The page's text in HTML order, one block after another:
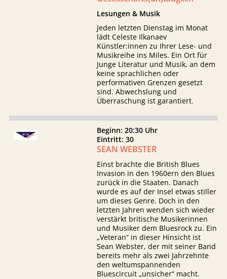
Lesungen & Musik
Jeden letzten Dienstag im Monat
lädt Celeste Ilkanaev
Künstler:innen zu Ihrer Lese- und
Musikreihe ins Miles. Ein Ort für
Junge Literatur und Musik, an dem
keine sprachlichen oder
performativen Grenzen gesetzt
sind. Abwechslung und
Überraschung ist garantiert.
Beginn: 20:30 Uhr
Eintritt: 30
SEAN WEBSTER
Einst brachte die British Blues
Invasion in den 1960ern den Blues
zurück in die Staaten. Danach
wurde es auf der Insel etwas stiller
um dieses Genre. Doch in den
letzten Jahren wenden sich wieder
verstärkt britische Musikerinnen
und Musiker dem Bluesrock zu. Ein
„Veteran“ in dieser Hinsicht ist
Sean Webster, der mit seiner Band
bereits mehr als zwei Jahrzehnte
den weltumspannenden
Bluescircuit „unsicher“ macht.